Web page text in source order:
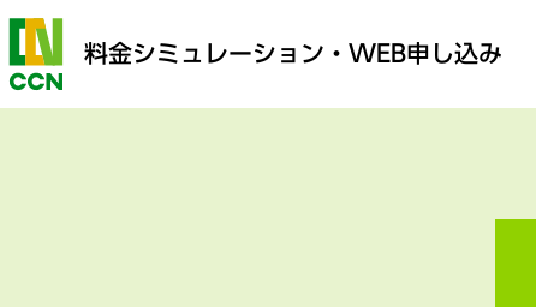
料金シミュレーション ・WEB申し込み